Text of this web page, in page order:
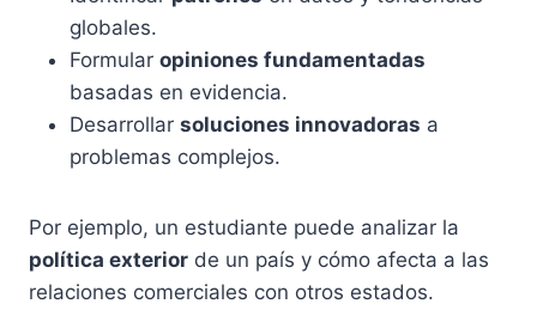
globales.
Formular opiniones fundamentadas
basadas en evidencia.
Desarrollar soluciones innovadoras a
problemas complejos.
Por ejemplo, un estudiante puede analizar la
política exterior de un país y cómo afecta a las
relaciones comerciales con otros estados.